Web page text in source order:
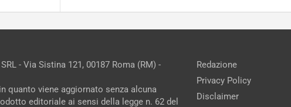
- Via Sistina 121, 00187 Roma (RM) -
quanto viene aggiornato senza alcuna
editoriale ai sensi della legge n. 62 del
Redazione
Privacy Policy
Disclaimer